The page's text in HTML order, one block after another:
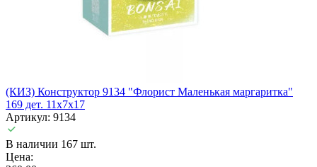
(КИЗ) Конструктор 9134 "Флорист Маленькая маргаритка"
169 дет. 11х7х17
Артикул: 9134
В наличии 167 шт.
Цена: